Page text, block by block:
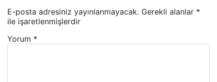
E-posta adresiniz yayınlanmayacak. Gerekli alanlar *
ile işaretlenmişlerdir
Yorum *